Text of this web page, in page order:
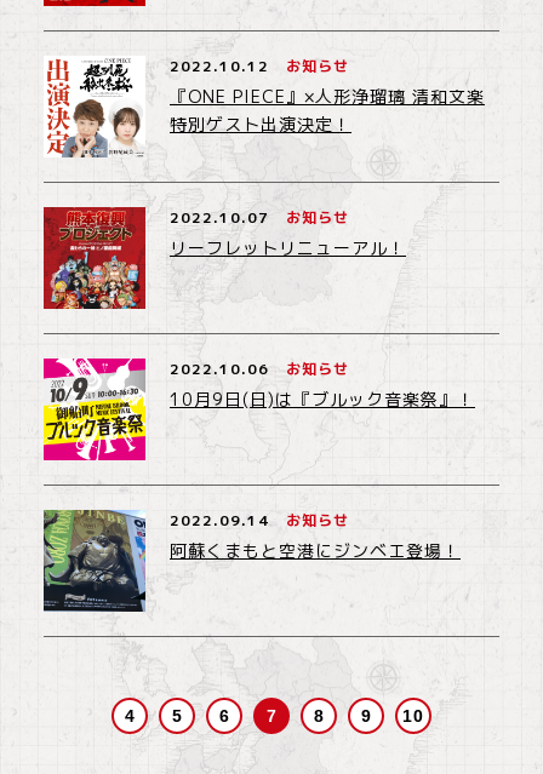
2022.10.12 お知らせ
『ONE PIECE』×人形浄瑠璃 清和文楽
特別ゲスト出演決定！
2022.10.07 お知らせ
リーフレットリニューアル！
2022.10.06 お知らせ
10月9日(日)は『ブルック音楽祭』！
2022.09.14 お知らせ
阿蘇くまもと空港にジンベエ登場！
4 5 6 7 8 9 10